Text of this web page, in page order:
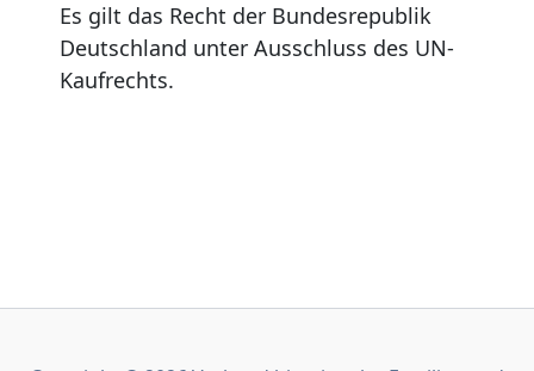
Es gilt das Recht der Bundesrepublik
Deutschland unter Ausschluss des UN-
Kaufrechts.